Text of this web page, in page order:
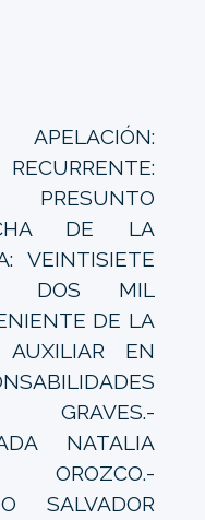
PRESUNTO
DE LA
VEINTISIETE
DOS MIL
DE LA
EN
GRAVES.-
NATALIA
OROZCO.-
SALVADOR